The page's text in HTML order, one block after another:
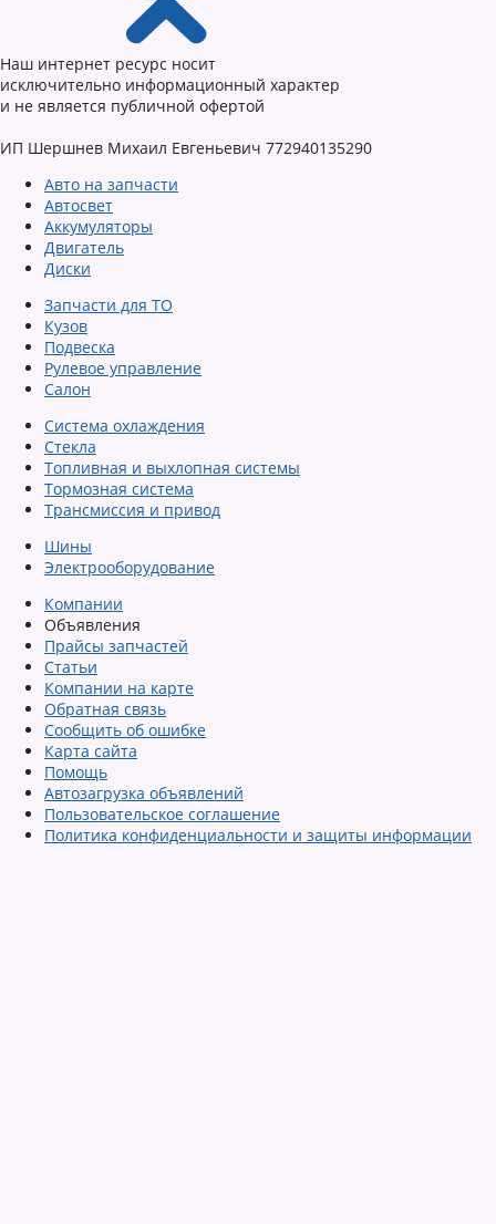
Наш интернет ресурс носит
исключительно информационный характер
и не является публичной офертой
ИП Шершнев Михаил Евгеньевич 772940135290
Авто на запчасти
Автосвет
Аккумуляторы
Двигатель
Диски
Запчасти для ТО
Кузов
Подвеска
Рулевое управление
Салон
Система охлаждения
Стекла
Топливная и выхлопная системы
Тормозная система
Трансмиссия и привод
Шины
Электрооборудование
Компании
Объявления
Прайсы запчастей
Статьи
Компании на карте
Обратная связь
Сообщить об ошибке
Карта сайта
Помощь
Автозагрузка объявлений
Пользовательское соглашение
Политика конфиденциальности и защиты информации